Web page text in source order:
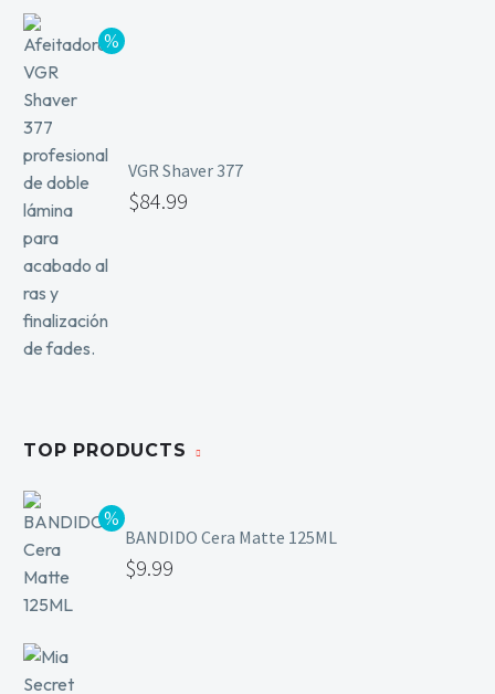
VGR Shaver 377
$84.99
TOP PRODUCTS
BANDIDO Cera Matte 125ML
$9.99